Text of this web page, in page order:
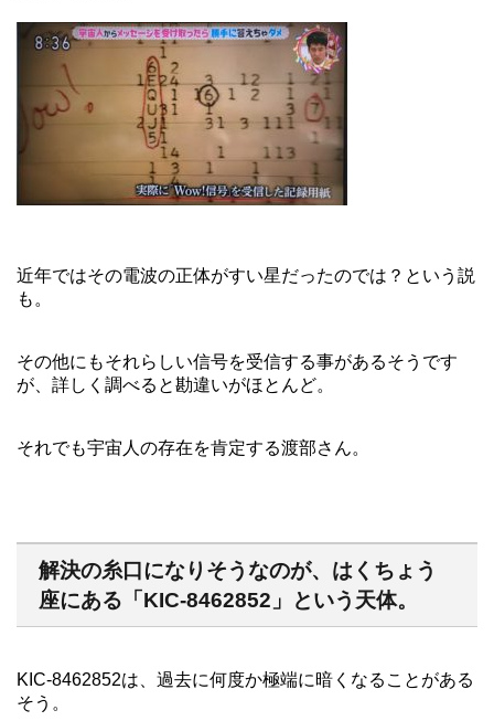
近年ではその電波の正体がすい星だったのでは？という説
も。
その他にもそれらしい信号を受信する事があるそうです
が、詳しく調べると勘違いがほとんど。
それでも宇宙人の存在を肯定する渡部さん。
解決の糸口になりそうなのが、はくちょう
座にある「KIC-8462852」という天体。
KIC-8462852は、過去に何度か極端に暗くなることがある
そう。